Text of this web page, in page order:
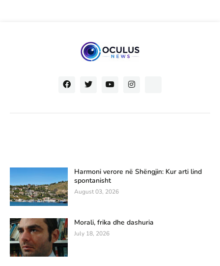
Harmoni verore në Shëngjin: Kur arti lind
spontanisht
August 03, 2026
Morali, frika dhe dashuria
July 18, 2026